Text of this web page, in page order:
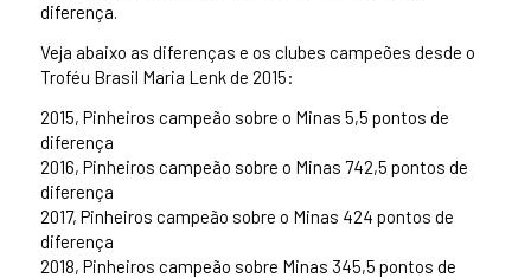
diferença.
Veja abaixo as diferenças e os clubes campeões desde o
Troféu Brasil Maria Lenk de 2015:
2015, Pinheiros campeão sobre o Minas 5,5 pontos de
diferença
2016, Pinheiros campeão sobre o Minas 742,5 pontos de
diferença
2017, Pinheiros campeão sobre o Minas 424 pontos de
diferença
2018, Pinheiros campeão sobre Minas 345,5 pontos de